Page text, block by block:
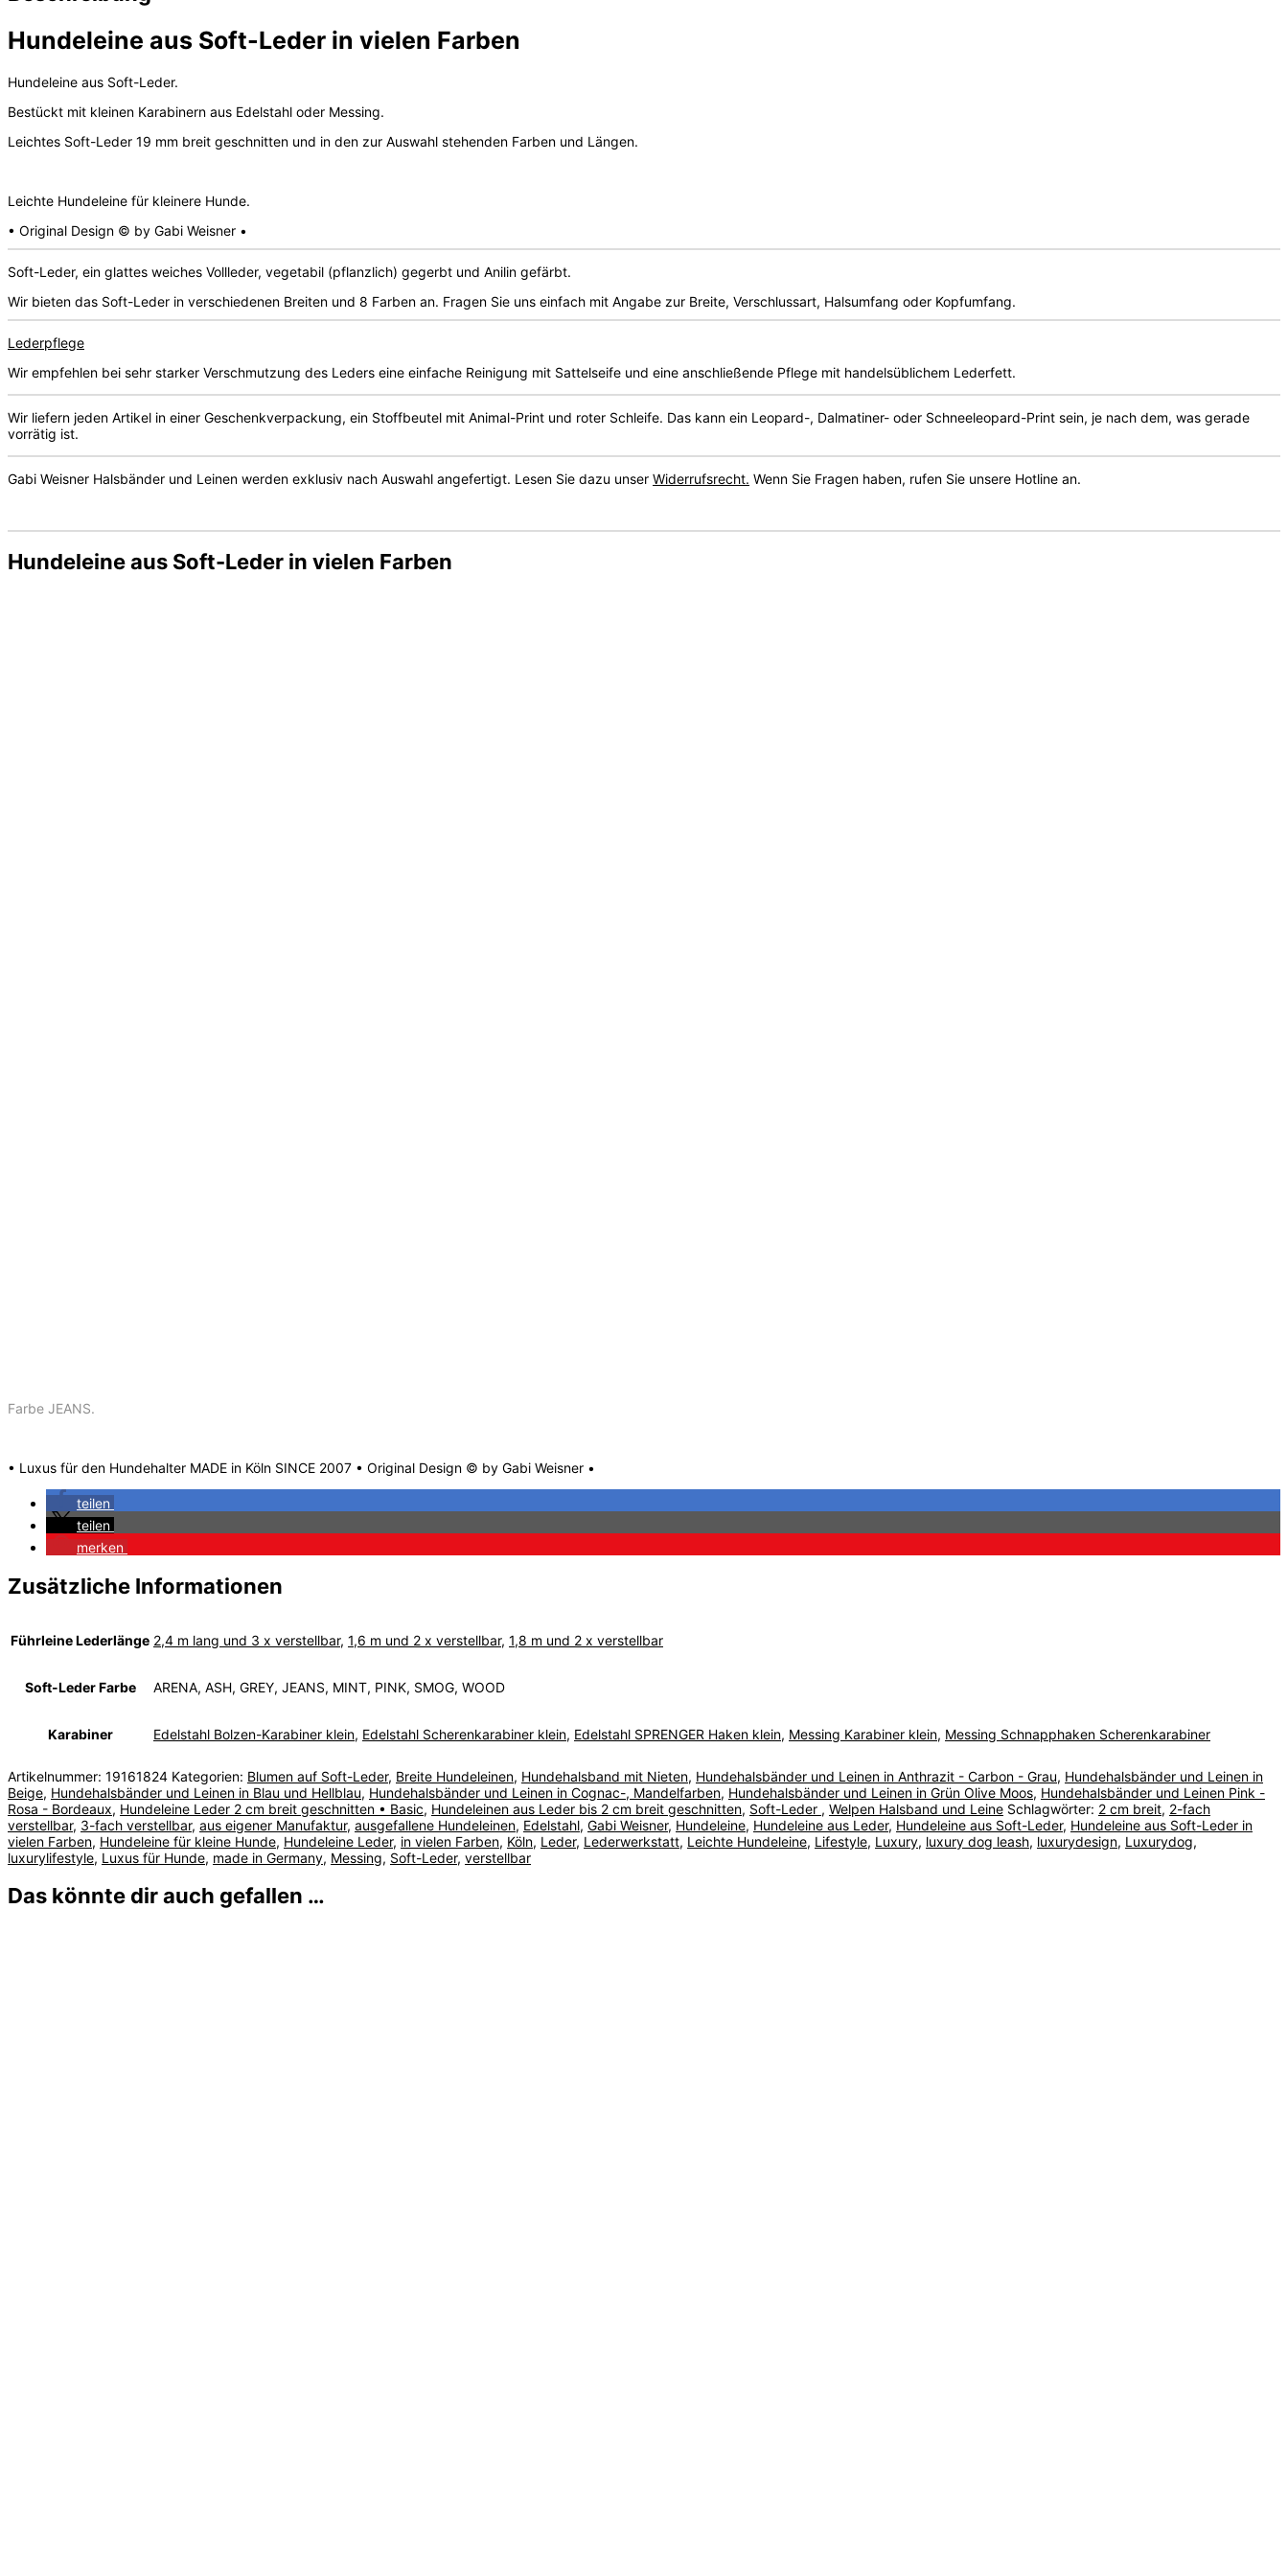
Hundeleine aus Soft-Leder in vielen Farben
Hundeleine aus Soft-Leder.
Bestückt mit kleinen Karabinern aus Edelstahl oder Messing.
Leichtes Soft-Leder 19 mm breit geschnitten und in den zur Auswahl stehenden Farben und Längen.
Leichte Hundeleine für kleinere Hunde.
• Original Design © by Gabi Weisner •
Soft-Leder, ein glattes weiches Vollleder, vegetabil (pflanzlich) gegerbt und Anilin gefärbt.
Wir bieten das Soft-Leder in verschiedenen Breiten und 8 Farben an. Fragen Sie uns einfach mit Angabe zur Breite, Verschlussart, Halsumfang oder Kopfumfang.
Lederpflege
Wir empfehlen bei sehr starker Verschmutzung des Leders eine einfache Reinigung mit Sattelseife und eine anschließende Pflege mit handelsüblichem Lederfett.
Wir liefern jeden Artikel in einer Geschenkverpackung, ein Stoffbeutel mit Animal-Print und roter Schleife. Das kann ein Leopard-, Dalmatiner- oder Schneeleopard-Print sein, je nach dem, was gerade
vorrätig ist.
Gabi Weisner Halsbänder und Leinen werden exklusiv nach Auswahl angefertigt. Lesen Sie dazu unser Widerrufsrecht. Wenn Sie Fragen haben, rufen Sie unsere Hotline an.
Hundeleine aus Soft-Leder in vielen Farben
Farbe JEANS.
• Luxus für den Hundehalter MADE in Köln SINCE 2007 • Original Design © by Gabi Weisner •
teilen
teilen
merken
Zusätzliche Informationen
Führleine Lederlänge 2,4 m lang und 3 x verstellbar, 1,6 m und 2 x verstellbar, 1,8 m und 2 x verstellbar
Soft-Leder Farbe ARENA, ASH, GREY, JEANS, MINT, PINK, SMOG, WOOD
Karabiner Edelstahl Bolzen-Karabiner klein, Edelstahl Scherenkarabiner klein, Edelstahl SPRENGER Haken klein, Messing Karabiner klein, Messing Schnapphaken Scherenkarabiner
Artikelnummer: 19161824 Kategorien: Blumen auf Soft-Leder, Breite Hundeleinen, Hundehalsband mit Nieten, Hundehalsbänder und Leinen in Anthrazit - Carbon - Grau, Hundehalsbänder und Leinen in
Beige, Hundehalsbänder und Leinen in Blau und Hellblau, Hundehalsbänder und Leinen in Cognac-, Mandelfarben, Hundehalsbänder und Leinen in Grün Olive Moos, Hundehalsbänder und Leinen Pink -
Rosa - Bordeaux, Hundeleine Leder 2 cm breit geschnitten • Basic, Hundeleinen aus Leder bis 2 cm breit geschnitten, Soft-Leder , Welpen Halsband und Leine Schlagwörter: 2 cm breit, 2-fach
verstellbar, 3-fach verstellbar, aus eigener Manufaktur, ausgefallene Hundeleinen, Edelstahl, Gabi Weisner, Hundeleine, Hundeleine aus Leder, Hundeleine aus Soft-Leder, Hundeleine aus Soft-Leder in
vielen Farben, Hundeleine für kleine Hunde, Hundeleine Leder, in vielen Farben, Köln, Leder, Lederwerkstatt, Leichte Hundeleine, Lifestyle, Luxury, luxury dog leash, luxurydesign, Luxurydog,
luxurylifestyle, Luxus für Hunde, made in Germany, Messing, Soft-Leder, verstellbar
Das könnte dir auch gefallen …